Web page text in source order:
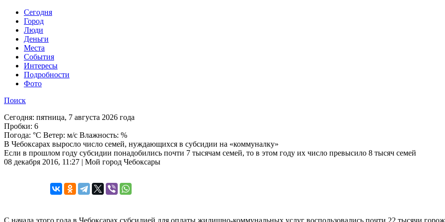
Cегодня
Город
Люди
Деньги
Места
События
Интересы
Подробности
Фото
Поиск
Сегодня: пятница, 7 августа 2026 года
Пробки: 6
Погода: °C Ветер: м/с Влажность: %
В Чебоксарах выросло число семей, нуждающихся в субсидии на «коммуналку»
Если в прошлом году субсидии понадобились почти 7 тысячам семей, то в этом году их число превысило 8 тысяч семей
08 декабря 2016, 11:27 | Мой город Чебоксары
С начала этого года в Чебоксарах субсидией для оплаты жилищно-коммунальных услуг воспользовались почти 22 тысячи